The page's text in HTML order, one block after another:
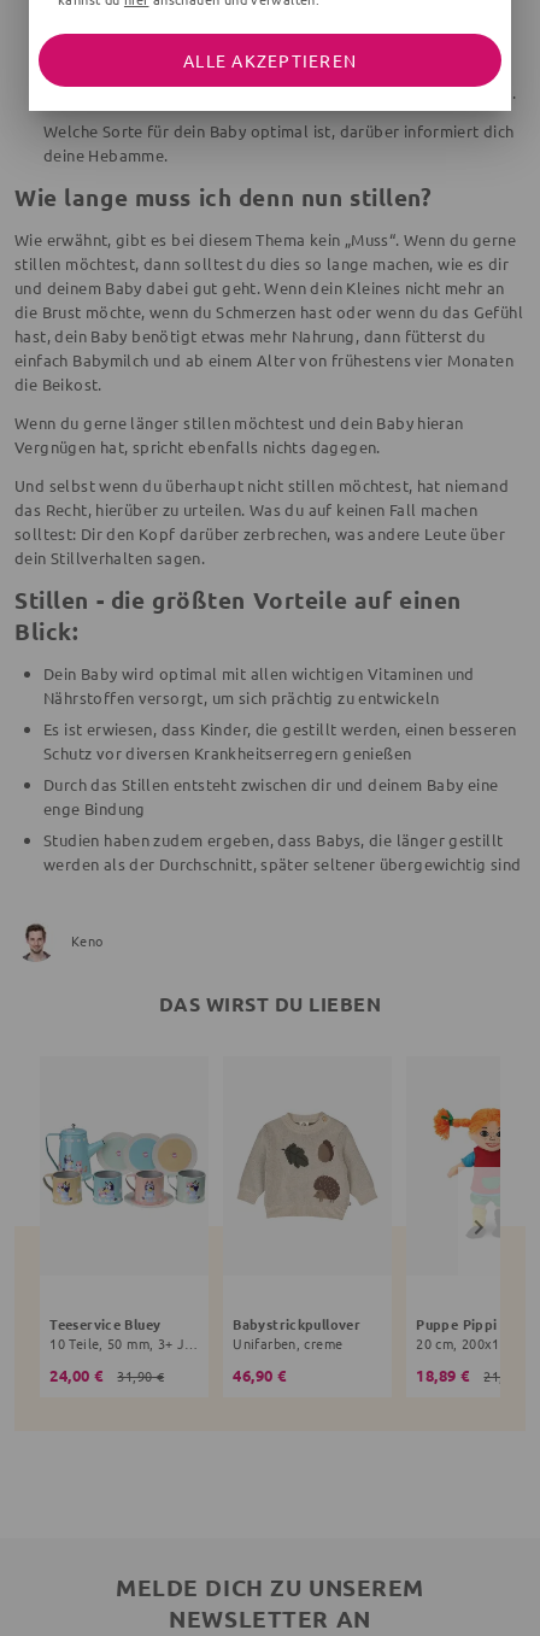
zurückgreifst.
Es gibt zudem Fälle, in denen Muttis nicht genug Milch
produzieren oder in denen die Milch nicht nahrhaft genug ist.
Dann lohnt sich zumindest eine Zufütterung mit Säuglingsmilch.
Welche Sorte für dein Baby optimal ist, darüber informiert dich
deine Hebamme.
Wie lange muss ich denn nun stillen?
Wie erwähnt, gibt es bei diesem Thema kein „Muss“. Wenn du gerne
stillen möchtest, dann solltest du dies so lange machen, wie es dir
und deinem Baby dabei gut geht. Wenn dein Kleines nicht mehr an
die Brust möchte, wenn du Schmerzen hast oder wenn du das Gefühl
hast, dein Baby benötigt etwas mehr Nahrung, dann fütterst du
einfach Babymilch und ab einem Alter von frühestens vier Monaten
die Beikost.
Wenn du gerne länger stillen möchtest und dein Baby hieran
Vergnügen hat, spricht ebenfalls nichts dagegen.
Und selbst wenn du überhaupt nicht stillen möchtest, hat niemand
das Recht, hierüber zu urteilen. Was du auf keinen Fall machen
solltest: Dir den Kopf darüber zerbrechen, was andere Leute über
dein Stillverhalten sagen.
Stillen - die größten Vorteile auf einen
Blick:
Dein Baby wird optimal mit allen wichtigen Vitaminen und
Nährstoffen versorgt, um sich prächtig zu entwickeln
Es ist erwiesen, dass Kinder, die gestillt werden, einen besseren
Schutz vor diversen Krankheitserregern genießen
Durch das Stillen entsteht zwischen dir und deinem Baby eine
enge Bindung
Studien haben zudem ergeben, dass Babys, die länger gestillt
werden als der Durchschnitt, später seltener übergewichtig sind
Keno
DAS WIRST DU LIEBEN
Teeservice Bluey
10 Teile, 50 mm, 3+ Jahre, bunt
24,00 € 31,90 €
Babystrickpullover
Unifarben, creme
46,90 € 18,89 € 21,90 €
MELDE DICH ZU UNSEREM
NEWSLETTER AN
ALLE AKZEPTIEREN